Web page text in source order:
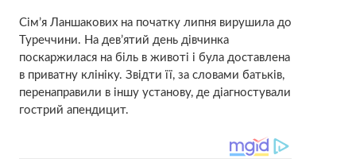
Сім’я Ланшакових на початку липня вирушила до
Туреччини. На дев’ятий день дівчинка
поскаржилася на біль в животі і була доставлена
в приватну клініку. Звідти її, за словами батьків,
перенаправили в іншу установу, де діагностували
гострий апендицит.